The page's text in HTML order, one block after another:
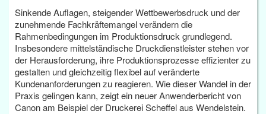
Sinkende Auflagen, steigender Wettbewerbsdruck und der
zunehmende Fachkräftemangel verändern die
Rahmenbedingungen im Produktionsdruck grundlegend.
Insbesondere mittelständische Druckdienstleister stehen vor
der Herausforderung, ihre Produktionsprozesse effizienter zu
gestalten und gleichzeitig flexibel auf veränderte
Kundenanforderungen zu reagieren. Wie dieser Wandel in der
Praxis gelingen kann, zeigt ein neuer Anwenderbericht von
Canon am Beispiel der Druckerei Scheffel aus Wendelstein.